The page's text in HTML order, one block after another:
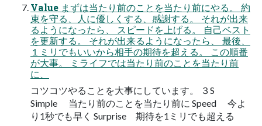
Value まずは当たり前のことを当たり前にやる。 約
束を守る、人に優しくする、感謝する。 それが出来
るようになったら、 スピードを上げる。 自己ベスト
を更新する。 それが出来るようになったら、 最後、
１ミリでもいいから相手の期待を超える。 この順番
が大事。 ミライフでは当たり前のことを当たり前
に、
コツコツやることを大事にしています。 ３S
Simple 当たり前のことを当たり前に Speed 今よ
り1秒でも早く Surprise 期待を1ミリでも超える